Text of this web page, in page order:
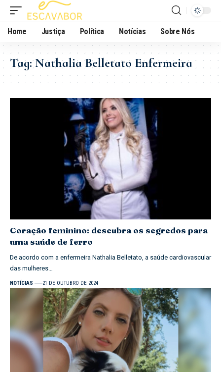
Home Justiça Política Notícias Sobre Nós
Tag:Nathalia Belletato Enfermeira
Coração feminino: descubra os segredos para
uma saúde de ferro
De acordo com a enfermeira Nathalia Belletato, a saúde cardiovascular
das mulheres…
NOTÍCIAS 21 DE OUTUBRO DE 2024